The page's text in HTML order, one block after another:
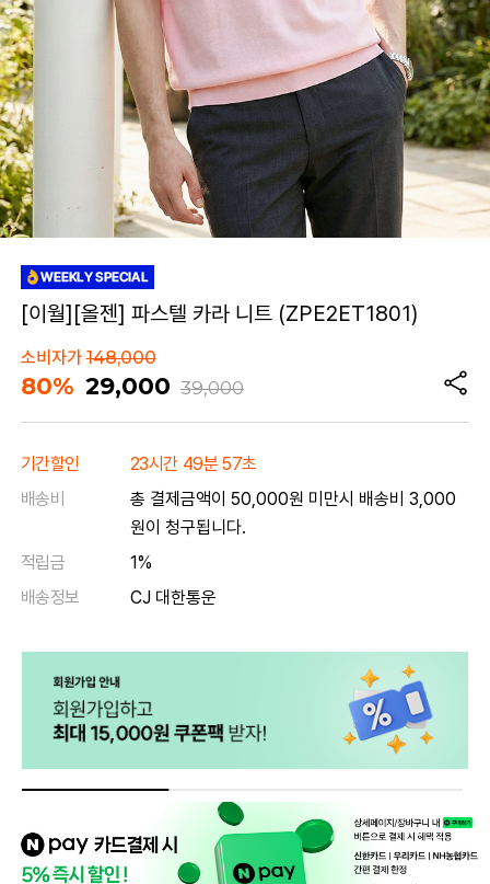
[이월][올젠] 파스텔 카라 니트 (ZPE2ET1801)
소비자가148,000
80% 29,000 39,000
기간할인
23시간 49분 57초
배송비
총 결제금액이 50,000원 미만시 배송비 3,000
원이 청구됩니다.
적립금
1%
배송정보
CJ 대한통운